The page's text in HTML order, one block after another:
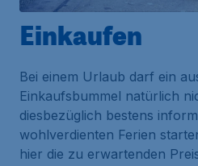
Einkaufen
Bei einem Urlaub darf ein
Einkaufsbummel natürlich
diesbezüglich bestens
wohlverdienten Ferien
hier die zu erwartenden